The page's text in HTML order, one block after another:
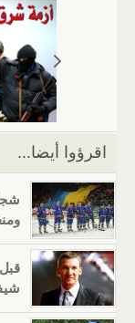
k
er
اقرؤوا أيضا...